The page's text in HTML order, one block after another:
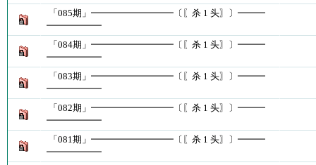
「085期」━━━━━━━━━〔〖杀 1 头〗〕━━━
━━━━━━
「084期」━━━━━━━━━〔〖杀 1 头〗〕━━━
━━━━━━
「083期」━━━━━━━━━〔〖杀 1 头〗〕━━━
━━━━━━
「082期」━━━━━━━━━〔〖杀 1 头〗〕━━━
━━━━━━
「081期」━━━━━━━━━〔〖杀 1 头〗〕━━━
━━━━━━